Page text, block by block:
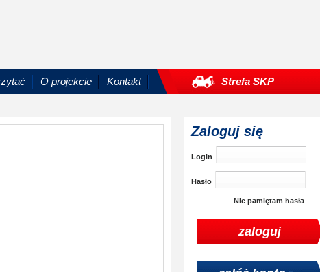
O projekcie Kontakt Strefa SKP
Zaloguj się
Login
Hasło
Nie pamiętam hasła